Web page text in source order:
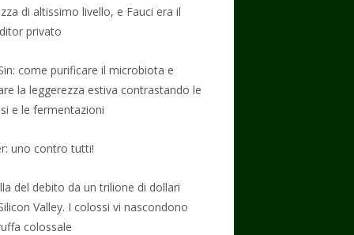
di altissimo livello, e Fauci era il
privato
come purificare il microbiota e
la leggerezza estiva contrastando le
e le fermentazioni
uno contro tutti!
del debito da un trilione di dollari
Valley. I colossi vi nascondono
colossale